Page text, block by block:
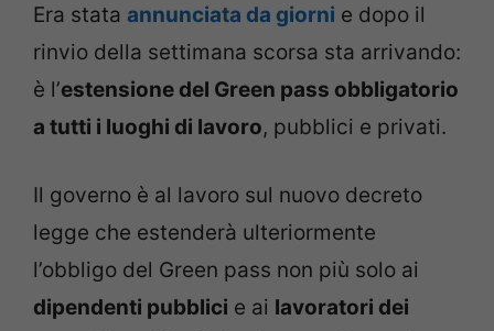
Era stata annunciata da giorni e dopo il
rinvio della settimana scorsa sta arrivando:
è l’estensione del Green pass obbligatorio
a tutti i luoghi di lavoro, pubblici e privati.
Il governo è al lavoro sul nuovo decreto
legge che estenderà ulteriormente
l’obbligo del Green pass non più solo ai
dipendenti pubblici e ai lavoratori dei